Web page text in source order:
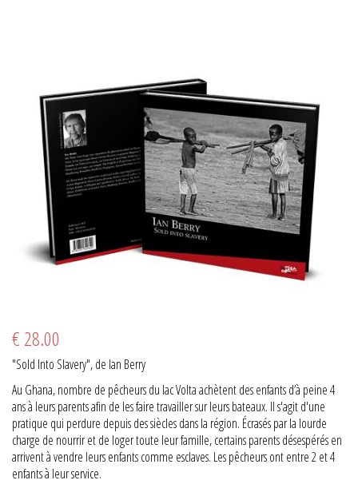
€ 28.00
"Sold Into Slavery", de Ian Berry
Au Ghana, nombre de pêcheurs du lac Volta achètent des enfants d’à peine 4
ans à leurs parents afin de les faire travailler sur leurs bateaux. Il s'agit d'une
pratique qui perdure depuis des siècles dans la région. Écrasés par la lourde
charge de nourrir et de loger toute leur famille, certains parents désespérés en
arrivent à vendre leurs enfants comme esclaves. Les pêcheurs ont entre 2 et 4
enfants à leur service.